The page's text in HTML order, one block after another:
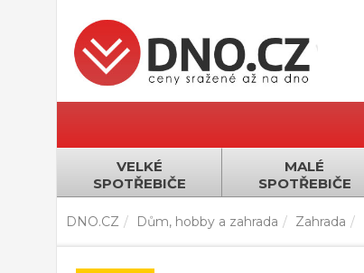
VELKÉ
SPOTŘEBIČE
MALÉ
SPOTŘEBIČE
DNO.CZ Dům, hobby a zahrada Zahrada